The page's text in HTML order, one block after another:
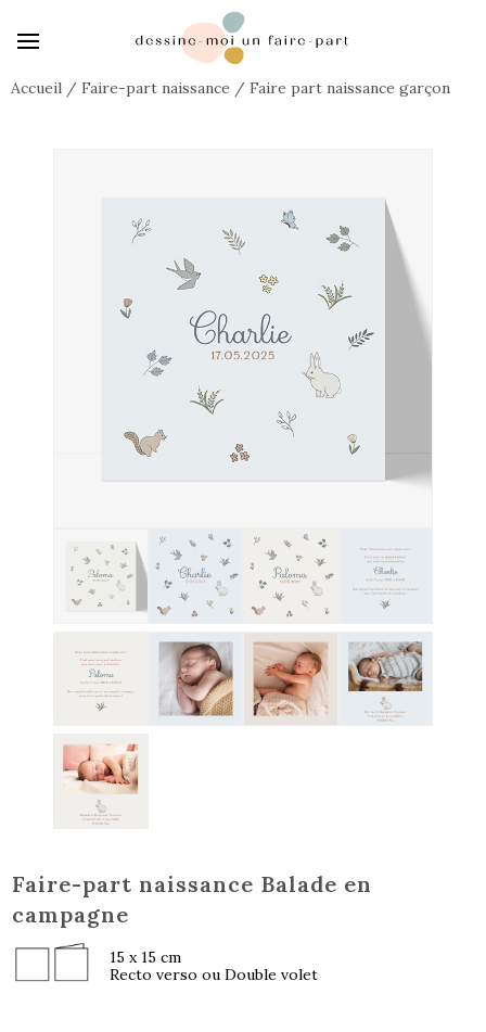
Accueil / Faire-part naissance / Faire part naissance garçon
Faire-part naissance Balade en
campagne
15 x 15 cm
Recto verso ou Double volet